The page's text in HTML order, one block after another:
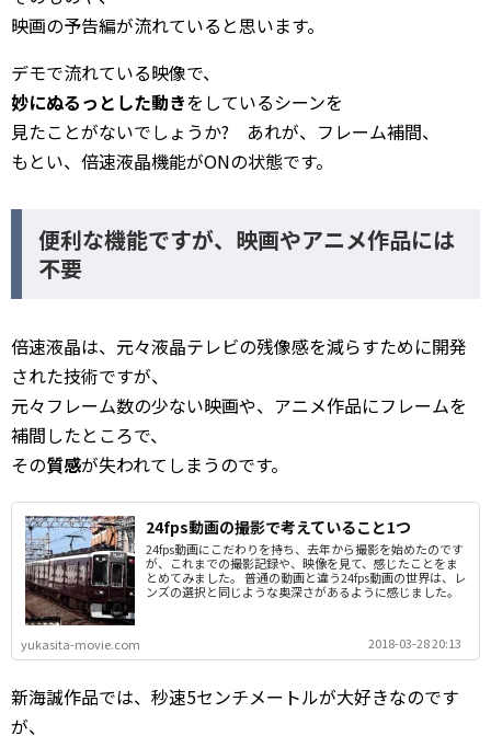
映画の予告編が流れていると思います。
デモで流れている映像で、
妙にぬるっとした動きをしているシーンを
見たことがないでしょうか? あれが、フレーム補間、
もとい、倍速液晶機能がONの状態です。
便利な機能ですが、映画やアニメ作品には
不要
倍速液晶は、元々液晶テレビの残像感を減らすために開発
された技術ですが、
元々フレーム数の少ない映画や、アニメ作品にフレームを
補間したところで、
その質感が失われてしまうのです。
24fps動画の撮影で考えていること1つ
24fps動画にこだわりを持ち、去年から撮影を始めたのです
が、これまでの撮影記録や、映像を見て、感じたことをま
とめてみました。 普通の動画と違う24fps動画の世界は、レ
ンズの選択と同じような奥深さがあるように感じました。
yukasita-movie.com 2018-03-28 20:13
新海誠作品では、秒速5センチメートルが大好きなのです
が、